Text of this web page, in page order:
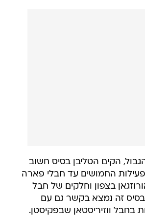
הקים הטליבן בסיס חשוב
החמושים עד חבלי פארה
בצפון וחלקים של חבל
זה נמצא בקשר גם עם
בחבל ווזיריסטאן שבפקיסטן.